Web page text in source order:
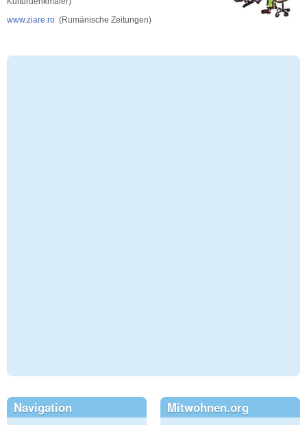
www.ziare.ro (Rumänische Zeitungen)
Navigation Mitwohnen.org